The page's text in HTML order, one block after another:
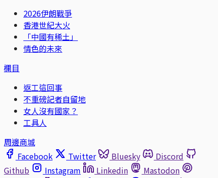
2026伊朗戰爭
香港世紀大火
「中國有稀土」
情色的未來
欄目
返工這回事
不重磅記者自留地
女人沒有國家？
工具人
周邊商城
Facebook
Twitter Bluesky
Discord
Github
Instagram Linkedin
Mastodon